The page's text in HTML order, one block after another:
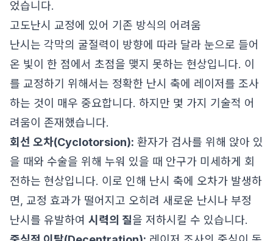
었습니다.
고도난시 교정에 있어 기존 방식의 어려움
난시는 각막의 굴절력이 방향에 따라 달라 눈으로 들어
온 빛이 한 점에서 초점을 맺지 못하는 현상입니다. 이
를 교정하기 위해서는 정확한 난시 축에 레이저를 조사
하는 것이 매우 중요합니다. 하지만 몇 가지 기술적 어
려움이 존재했습니다.
회선 오차(Cyclotorsion): 환자가 검사를 위해 앉아 있
을 때와 수술을 위해 누워 있을 때 안구가 미세하게 회
전하는 현상입니다. 이로 인해 난시 축에 오차가 발생하
면, 교정 효과가 떨어지고 오히려 새로운 난시나 부정
난시를 유발하여 시력의 질을 저하시킬 수 있습니다.